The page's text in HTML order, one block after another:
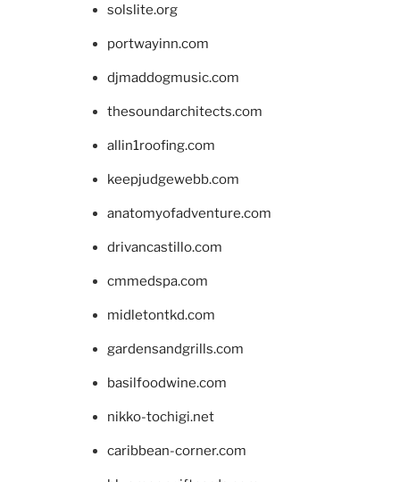
solslite.org
portwayinn.com
djmaddogmusic.com
thesoundarchitects.com
allin1roofing.com
keepjudgewebb.com
anatomyofadventure.com
drivancastillo.com
cmmedspa.com
midletontkd.com
gardensandgrills.com
basilfoodwine.com
nikko-tochigi.net
caribbean-corner.com